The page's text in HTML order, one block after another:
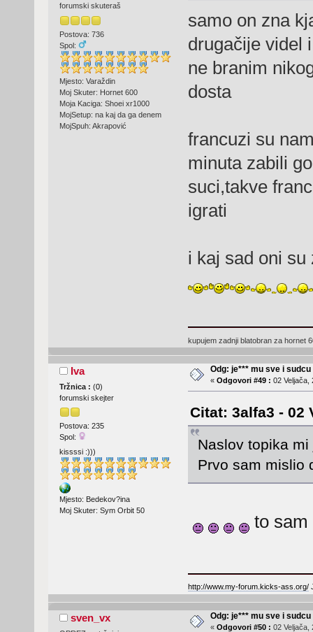
forumski skuteraš
Postova: 736
Spol:
Mjesto: Varaždin
Moj Skuter: Hornet 600
Moja Kaciga: Shoei xr1000
MojSetup: na kaj da ga denem
MojSpuh: Akrapović
samo on zna
drugačije videl
ne branim
dosta
francuzi su
minuta zabili
suci,takve
igrati
i kaj sad oni
kupujem zadnji blatobran za hornet
Iva
Tržnica : (0)
forumski skejter
Postova: 235
Spol:
kissssi :)))
Mjesto: Bedekov?ina
Moj Skuter: Sym Orbit 50
Odg: je*** mu sve i sudcu
« Odgovori #49 : 02 Veljača,
Citat: 3alfa3 - 02
Naslov topika
Prvo sam mislio
to sam
http://www.my-forum.kicks-ass.org/
sven_vx Odg: je*** mu sve i sudcu
« Odgovori #50 : 02 Veljača,